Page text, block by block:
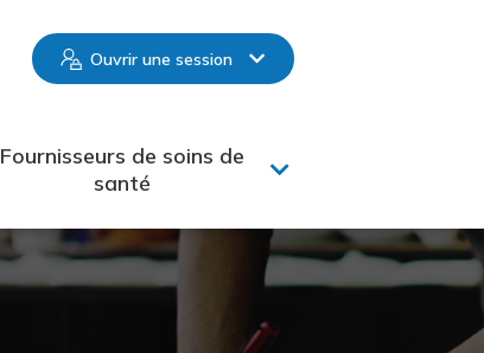
Ouvrir une session
Fournisseurs de soins de
santé